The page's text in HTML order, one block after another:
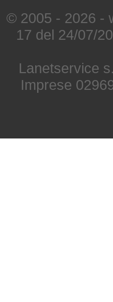
© 2005 - 2026 -
17 del 24/07/
Lanetservice
Imprese